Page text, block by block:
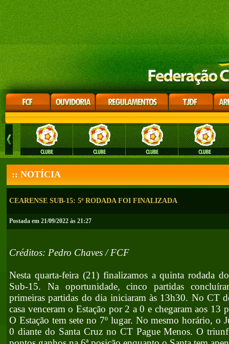
:: NOTÍCIA
CEARENSE SUB-15: 5ª RODADA FOI FINALIZADA
Postada em 21/09/2022 às 21:27
Créditos: Pedro Chaves / FCF
Nesta quarta-feira (21) finalizamos a quinta rodada
Sub-15. Na oportunidade, cinco partidas
primeiras partidas do dia iniciaram às 13h30. No CT
casa venceram o Estação por 2 a 0 e chegaram aos 13
O Estação tem sete no 7º lugar. No mesmo horário, o
0 diante do Santa Cruz no CT Pague Menos. O